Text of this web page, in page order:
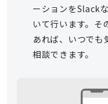
ーションをSlack
いて行います。そ
あれば、いつでも
相談できます。